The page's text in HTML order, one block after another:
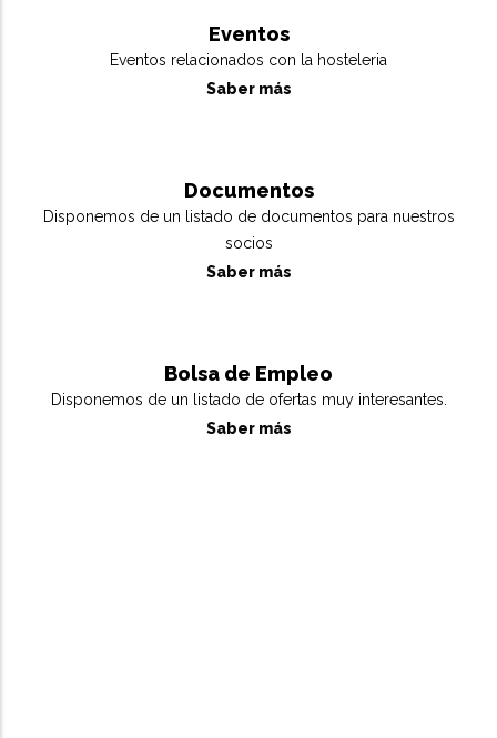
Eventos
Eventos relacionados con la hosteleria
Saber más
Documentos
Disponemos de un listado de documentos para nuestros
socios
Saber más
Bolsa de Empleo
Disponemos de un listado de ofertas muy interesantes.
Saber más